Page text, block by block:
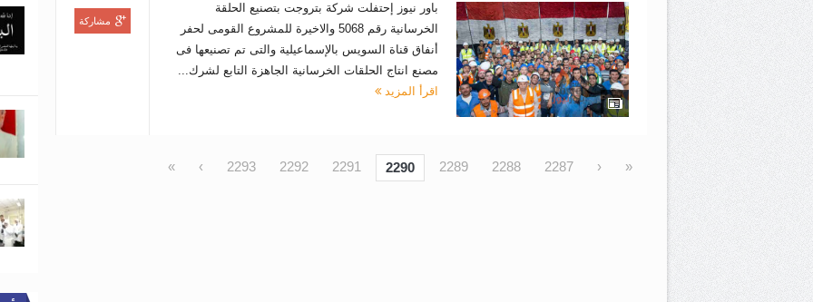
باور نيوز إحتفلت شركة بتروجت بتصنيع الحلقة
الخرسانية رقم 5068 والاخيرة للمشروع القومى لحفر
أنفاق قناة السويس بالإسماعيلية والتى تم تصنيعها فى
مصنع انتاج الحلقات الخرسانية الجاهزة التابع لشرك...
اقرأ المزيد
مشاركة
«
‹
2287
2288
2289
2290
2291
2292
2293
›
»